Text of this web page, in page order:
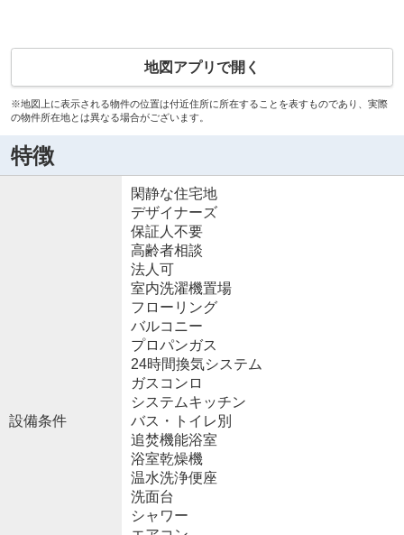
地図アプリで開く
※地図上に表示される物件の位置は付近住所に所在することを表すものであり、実際
の物件所在地とは異なる場合がございます。
特徴
設備条件
閑静な住宅地
デザイナーズ
保証人不要
高齢者相談
法人可
室内洗濯機置場
フローリング
バルコニー
プロパンガス
24時間換気システム
ガスコンロ
システムキッチン
バス・トイレ別
追焚機能浴室
浴室乾燥機
温水洗浄便座
洗面台
シャワー